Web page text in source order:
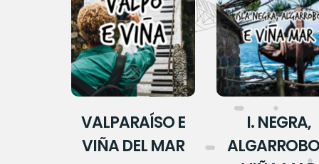
VALPARAÍSO E
VIÑA DEL MAR
I. NEGRA,